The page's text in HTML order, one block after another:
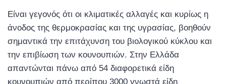
Είναι γεγονός ότι οι κλιματικές αλλαγές και κυρίως η
άνοδος της θερμοκρασίας και της υγρασίας, βοηθούν
σημαντικά την επιτάχυνση του βιολογικού κύκλου και
την επιβίωση των κουνουπιών. Στην Ελλάδα
απαντώνται πάνω από 54 διαφορετικά είδη
κουνουπιών από περίπου 3000 γνωστά είδη